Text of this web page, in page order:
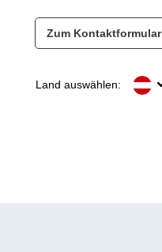
Zum Kontaktformular
Land auswählen: